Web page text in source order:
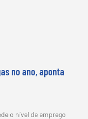
no ano, aponta
o nível de emprego